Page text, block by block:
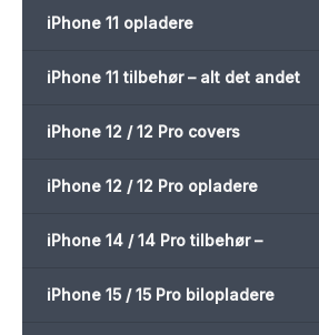
iPhone 11 opladere
iPhone 11 tilbehør – alt det andet
iPhone 12 / 12 Pro covers
iPhone 12 / 12 Pro opladere
iPhone 14 / 14 Pro tilbehør –
iPhone 15 / 15 Pro bilopladere